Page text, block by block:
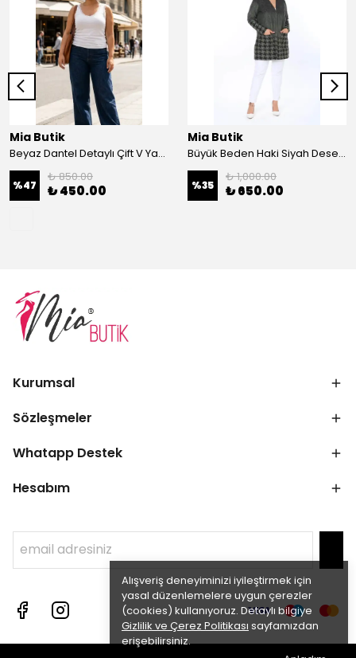
Alışveriş deneyiminizi iyileştirmek için
yasal düzenlemelere uygun çerezler
(cookies) kullanıyoruz. Detaylı bilgiye
Gizlilik ve Çerez Politikası sayfamızdan
erişebilirsiniz.
Mia Butik
Beyaz Dantel Detaylı Çift V Yaka Karşkorse Esnek Bluz
%47
₺ 850.00
₺ 450.00
Mia Butik
Büyük Beden Haki Siyah Desenli Hırka
%35
₺ 1,000.00
₺ 650.00
Kurumsal
Sözleşmeler
Whatapp Destek
Hesabım